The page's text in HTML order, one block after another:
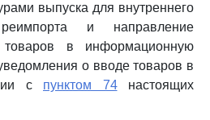
выпуска для внутреннего
и направление
товаров в информационную
о вводе товаров в
с пунктом 74настоящих